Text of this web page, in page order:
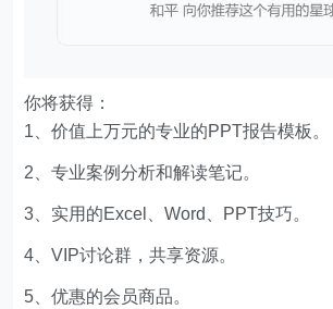
你将获得：
1、价值上万元的专业的PPT报告模板。
2、专业案例分析和解读笔记。
3、实用的Excel、Word、PPT技巧。
4、VIP讨论群，共享资源。
5、优惠的会员商品。